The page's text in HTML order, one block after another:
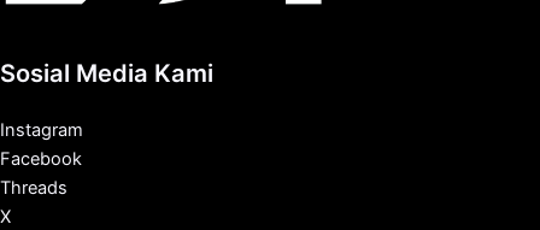
Sosial Media Kami
Instagram
Facebook
Threads
X